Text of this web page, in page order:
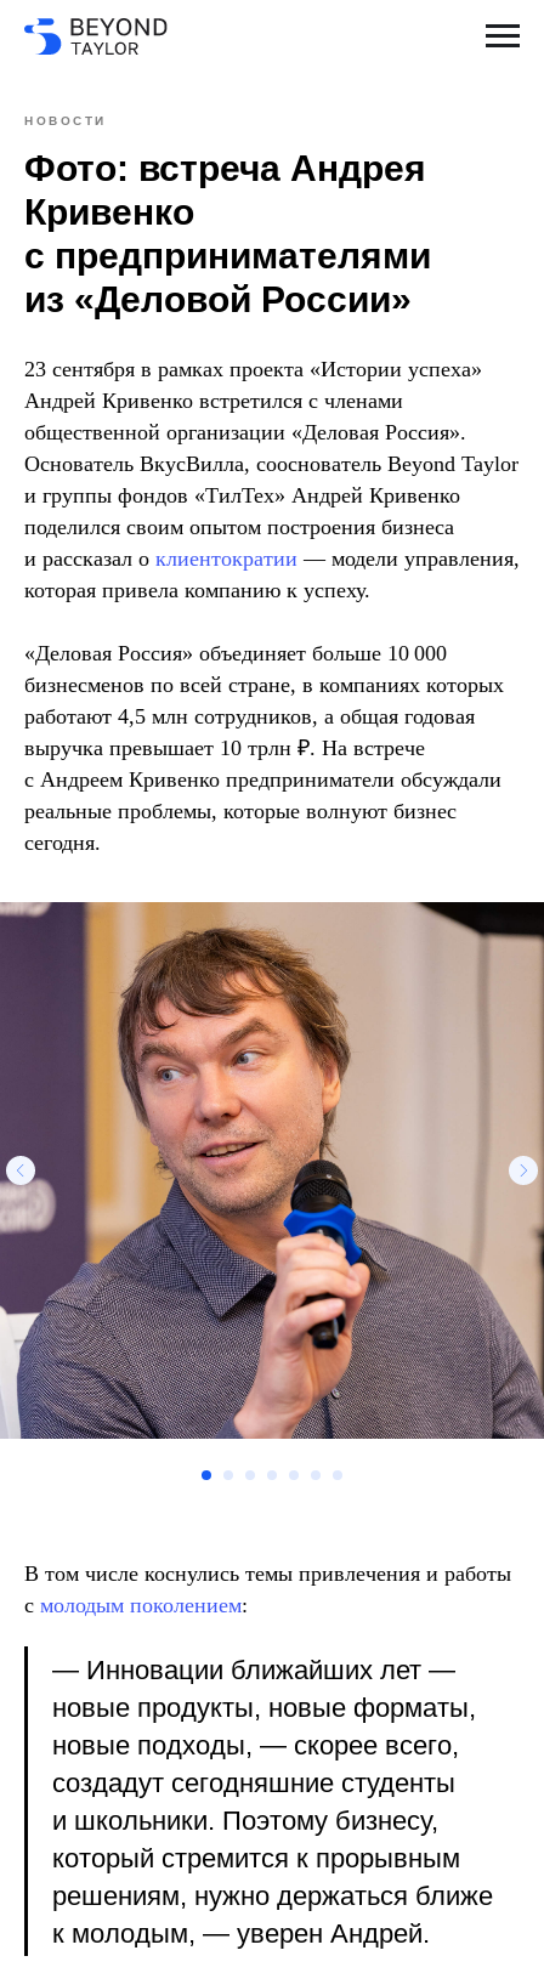
НОВОСТИ
Фото: встреча Андрея
Кривенко
с предпринимателями
из «Деловой России»
23 сентября в рамках проекта «Истории успеха»
Андрей Кривенко встретился с членами
общественной организации «Деловая Россия».
Основатель ВкусВилла, сооснователь Beyond Taylor
и группы фондов «ТилТех» Андрей Кривенко
поделился своим опытом построения бизнеса
и рассказал о клиентократии — модели управления,
которая привела компанию к успеху.
«Деловая Россия» объединяет больше 10 000
бизнесменов по всей стране, в компаниях которых
работают 4,5 млн сотрудников, а общая годовая
выручка превышает 10 трлн ₽. На встрече
с Андреем Кривенко предприниматели обсуждали
реальные проблемы, которые волнуют бизнес
сегодня.
В том числе коснулись темы привлечения и работы
с молодым поколением:
— Инновации ближайших лет —
новые продукты, новые форматы,
новые подходы, — скорее всего,
создадут сегодняшние студенты
и школьники. Поэтому бизнесу,
который стремится к прорывным
решениям, нужно держаться ближе
к молодым, — уверен Андрей.